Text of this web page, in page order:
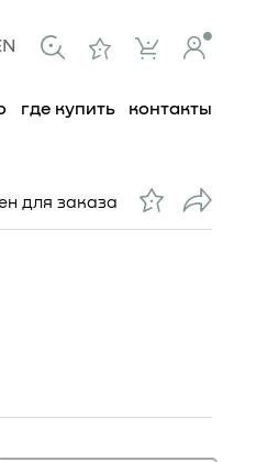
где купить контакты
для заказа